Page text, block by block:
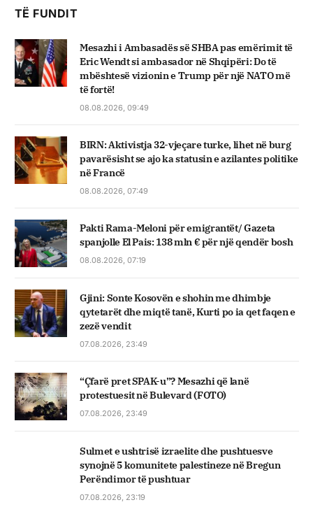
TË FUNDIT
Mesazhi i Ambasadës së SHBA pas emërimit të
Eric Wendt si ambasador në Shqipëri: Do të
mbështesë vizionin e Trump për një NATO më
të fortë!
08.08.2026, 09:49
BIRN: Aktivistja 32-vjeçare turke, lihet në burg
pavarësisht se ajo ka statusin e azilantes politike
në Francë
08.08.2026, 07:49
Pakti Rama-Meloni për emigrantët/ Gazeta
spanjolle El Pais: 138 mln € për një qendër bosh
08.08.2026, 07:19
Gjini: Sonte Kosovën e shohin me dhimbje
qytetarët dhe miqtë tanë, Kurti po ia qet faqen e
zezë vendit
07.08.2026, 23:49
“Çfarë pret SPAK-u”? Mesazhi që lanë
protestuesit në Bulevard (FOTO)
07.08.2026, 23:49
Sulmet e ushtrisë izraelite dhe pushtuesve
synojnë 5 komunitete palestineze në Bregun
Perëndimor të pushtuar
07.08.2026, 23:19